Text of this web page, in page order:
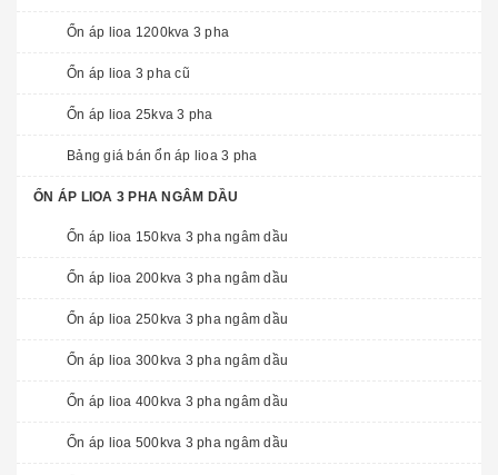
Ổn áp lioa 1200kva 3 pha
Ổn áp lioa 3 pha cũ
Ổn áp lioa 25kva 3 pha
Bảng giá bán ổn áp lioa 3 pha
ỔN ÁP LIOA 3 PHA NGÂM DẦU
Ổn áp lioa 150kva 3 pha ngâm dầu
Ổn áp lioa 200kva 3 pha ngâm dầu
Ổn áp lioa 250kva 3 pha ngâm dầu
Ổn áp lioa 300kva 3 pha ngâm dầu
Ổn áp lioa 400kva 3 pha ngâm dầu
Ổn áp lioa 500kva 3 pha ngâm dầu